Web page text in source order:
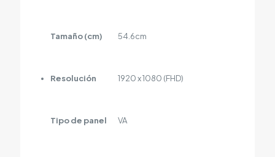
Tamaño (cm) 54.6cm
Resolución 1920 x 1080 (FHD)
Tipo de panel VA